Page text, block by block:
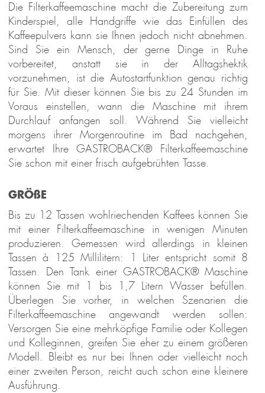
Die Filterkaffeemaschine macht die Zubereitung zum
Kinderspiel, alle Handgriffe wie das Einfüllen des
Kaffeepulvers kann sie Ihnen jedoch nicht abnehmen.
Sind Sie ein Mensch, der gerne Dinge in Ruhe
vorbereitet, anstatt sie in der Alltagshektik
vorzunehmen, ist die Autostartfunktion genau richtig
für Sie. Mit dieser können Sie bis zu 24 Stunden im
Voraus einstellen, wann die Maschine mit ihrem
Durchlauf anfangen soll. Während Sie vielleicht
morgens ihrer Morgenroutine im Bad nachgehen,
erwartet Ihre GASTROBACK® Filterkaffeemaschine
Sie schon mit einer frisch aufgebrühten Tasse.
GRÖßE
Bis zu 12 Tassen wohlriechenden Kaffees können Sie
mit einer Filterkaffeemaschine in wenigen Minuten
produzieren. Gemessen wird allerdings in kleinen
Tassen à 125 Millilitern: 1 Liter entspricht somit 8
Tassen. Den Tank einer GASTROBACK® Maschine
können Sie mit 1 bis 1,7 Litern Wasser befüllen.
Überlegen Sie vorher, in welchen Szenarien die
Filterkaffeemaschine angewandt werden sollen:
Versorgen Sie eine mehrköpfige Familie oder Kollegen
und Kolleginnen, greifen Sie eher zu einem größeren
Modell. Bleibt es nur bei Ihnen oder vielleicht noch
einer zweiten Person, reicht auch schon eine kleinere
Ausführung.